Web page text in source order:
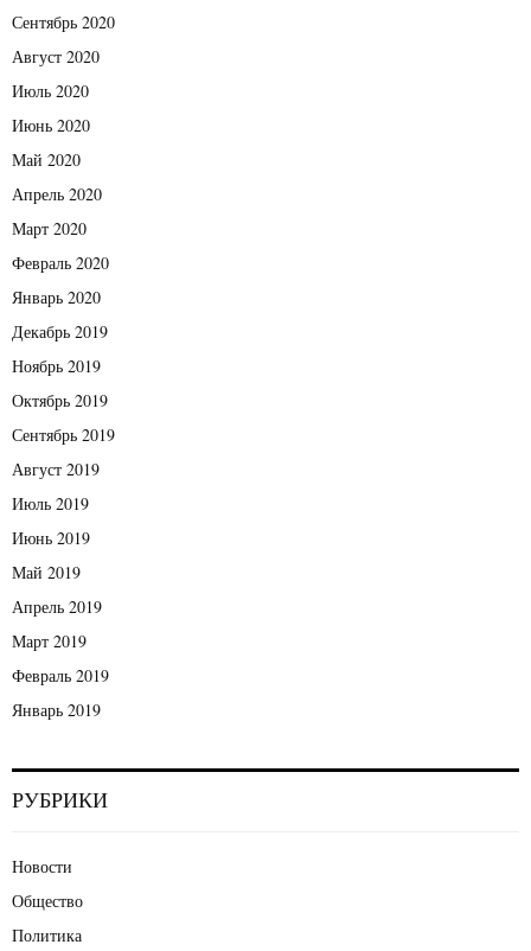
Сентябрь 2020
Август 2020
Июль 2020
Июнь 2020
Май 2020
Апрель 2020
Март 2020
Февраль 2020
Январь 2020
Декабрь 2019
Ноябрь 2019
Октябрь 2019
Сентябрь 2019
Август 2019
Июль 2019
Июнь 2019
Май 2019
Апрель 2019
Март 2019
Февраль 2019
Январь 2019
РУБРИКИ
Новости
Общество
Политика